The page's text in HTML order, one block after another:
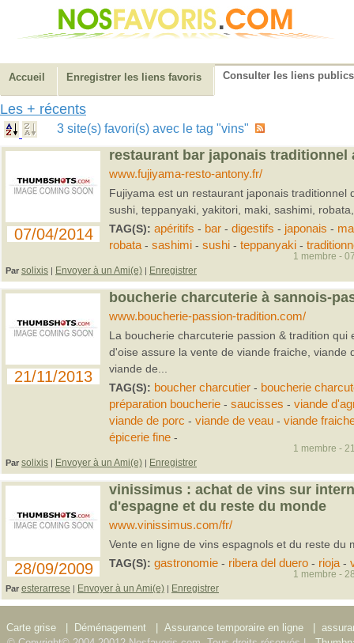
Accueil Enregistrer les liens favoris Consulter les liens publics
Les + récents
3 site(s) favori(s) avec le tag "vins"
07/04/2014
restaurant bar japonais traditionnel
www.fujiyama-resto-antony.fr/
Fujiyama est un restaurant japonais traditionnel
sushi, teppanyaki, yakitori, maki, sashimi,
TAG(S): apéritifs - bar - digestifs - japonais -
robata- sashimi- sushi- teppanyaki-
Par solixis | Envoyer à un Ami(e) | Enregistrer
1 membre -
21/11/2013
boucherie charcuterie à sannois-
www.boucherie-passion-tradition.com/
La boucherie charcuterie passion & tradition qui
d'oise assure la vente de viande fraiche, viande
viande de...
TAG(S): boucher charcutier- boucherie
préparation boucherie- saucisses - viande
viande de porc - viande de veau- viande
épicerie fine-
Par solixis | Envoyer à un Ami(e) | Enregistrer
1 membre -
28/09/2009
vinissimus : achat de vins sur
d'espagne et du reste du monde
www.vinissimus.com/fr/
Vente en ligne de vins espagnols et du reste du
TAG(S): gastronomie- ribera del duero- rioja-
Par esterarrese | Envoyer à un Ami(e) | Enregistrer
1 membre -
Carte grise Déménagement Assurance temporaire en ligne